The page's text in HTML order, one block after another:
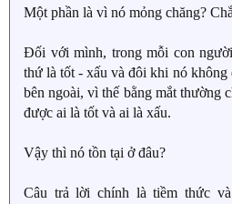
Một phần là vì nó mỏng chăng?
Đối với mình, trong mỗi con
thứ là tốt - xấu và đôi khi nó không
bên ngoài, vì thế bằng mắt thường
được ai là tốt và ai là xấu.
Vậy thì nó tồn tại ở đâu?
Câu trả lời chính là tiềm thức